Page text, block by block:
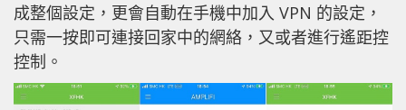
成整個設定，更會自動在手機中加入 VPN 的設定，
只需一按即可連接回家中的網絡，又或者進行遙距控
控制。